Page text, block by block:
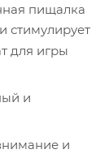
пищалка
стимулирует
для игры
и
и